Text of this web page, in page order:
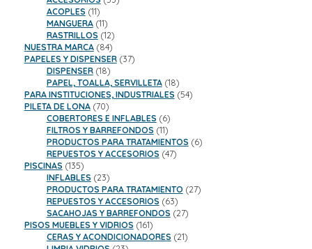
ACOPLES 1111
productos
MANGUERA 1111
productos
RASTRILLOS 1212
productos
NUESTRA MARCA 8484
productos
PAPELES Y DISPENSER 3737
DISPENSER 1818
productos
PAPEL, TOALLA, SERVILLETA 1818
productos
PARA INSTITUCIONES, INDUSTRIALES 5454
PILETA DE LONA 7070
productos
COBERTORES E INFLABLES 66
productos
FILTROS Y BARREFONDOS 1111
productos
PRODUCTOS PARA TRATAMIENTOS 66
REPUESTOS Y ACCESORIOS 4747
PISCINAS 135135
productos
INFLABLES 2323
productos
PRODUCTOS PARA TRATAMIENTO 2727
REPUESTOS Y ACCESORIOS 6363
productos
SACAHOJAS Y BARREFONDOS 2727
PISOS MUEBLES Y VIDRIOS 161161
productos
CERAS Y ACONDICIONADORES 2121